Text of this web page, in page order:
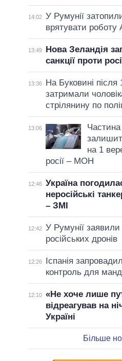
14:02 У Румунії
врятувати роботу
13:49
Нова Зеландія
санкції проти
13:36
На Буковині після
затримали
стрілянину по
13:06
на 1
росії – МОН
12:46 Україна
неросійські
– ЗМІ
12:42 У Румунії заявили
російських дронів
12:26
Іспанія
контроль для
12:10 «Не хоче лише
відреагував на
Україні
Більше